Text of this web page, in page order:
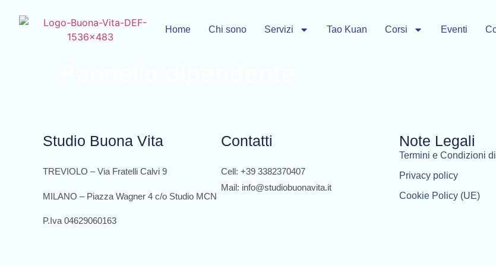
Home Chi sono Servizi Tao Kuan Corsi Eventi
Studio Buona Vita
TREVIOLO – Via Fratelli Calvi 9
MILANO – Piazza Wagner 4 c/o Studio MCN
P.Iva 04629060163
Contatti
Cell: +39 3382370407
Mail: info@studiobuonavita.it
Note Legali
Termini e Condizioni
Privacy policy
Cookie Policy (UE)